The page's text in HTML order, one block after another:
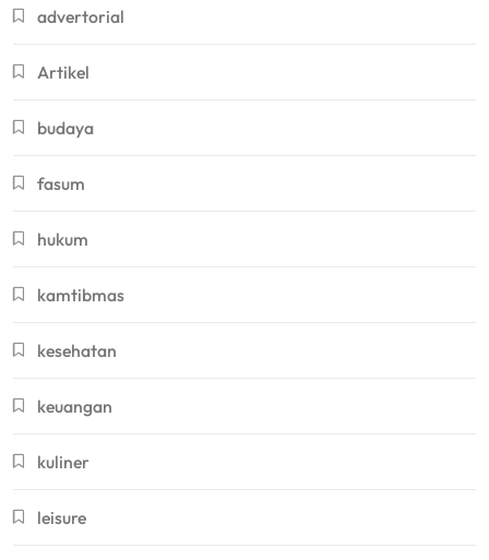
advertorial
Artikel
budaya
fasum
hukum
kamtibmas
kesehatan
keuangan
kuliner
leisure